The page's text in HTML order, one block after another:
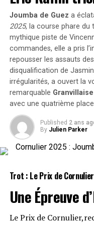
longtemps.
Mazda 323F
Nous ne prétendons
ou excitante à
voiture originale et
escamotables, vous
peut descendre
vous pouvez ignorer
secondes pour
323F ne crie pas «
reste que quelques
Honda
génération)
Bien que la nouvelle
Ayant retrouvé sa
perte de poids depuis
surprendre les
Talisman Touch
Après avoir terminé
piste, il a toutes les
cette performance.
Réunion
(Trot ; Début
Jack is Haufor
Il avait suscité
course mais a
une nouvelle chance
Joumba de Guez a
2025, la course phare du
mythique piste de
commandes, elle a pris
repousser les assauts
disqualification de
irrégularités, a ouvert la
remarquable
avec une quatrième
Published 2 ans
By Julien Parker
Trot : Le Prix de Cornulier
Une Épreuve
Le Prix de